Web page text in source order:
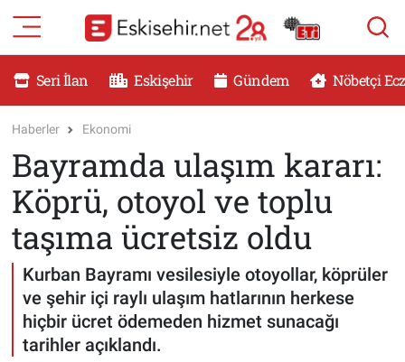
Seri İlan Eskişehir Gündem Nöbetçi
Haberler Ekonomi
Bayramda ulaşım kararı:
Köprü, otoyol ve toplu
taşıma ücretsiz oldu
Kurban Bayramı vesilesiyle otoyollar, köprüler
ve şehir içi raylı ulaşım hatlarının herkese
hiçbir ücret ödemeden hizmet sunacağı
tarihler açıklandı.
RESMİ İLANLAR
DÜNYA
SAĞLIK
MAGAZİN
KADIN
TEKNOLOJİ
Eskişehir Nöbetçi Eczaneler
Eskişehir Namaz Vakitleri
Eskişehir Trafik Yoğunluk Haritası
Süper Lig Puan Durumu ve Fikstür
Tüm Manşetler
Son Dakika Haberleri